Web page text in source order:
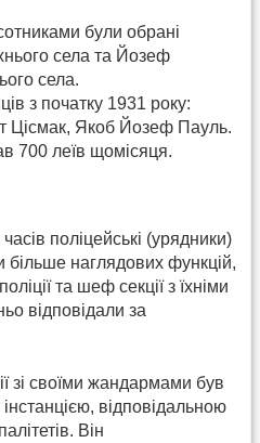
були обрані
села та Йозеф
села.
з початку 1931 року:
Цісмак, Якоб Йозеф Пауль.
700 леїв щомісяця.
поліцейські (урядники)
більше наглядових функцій,
та шеф секції з їхніми
відповідали за
зі своїми жандармами був
відповідальною
Він